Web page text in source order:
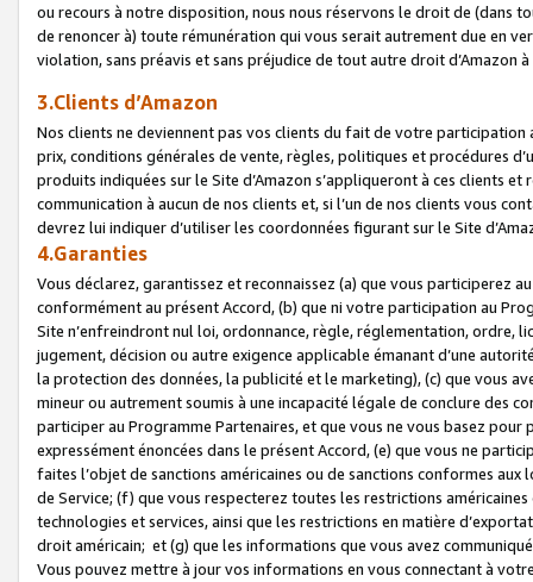
ou recours à notre disposition, nous nous réservons le droit de (dans
de renoncer à) toute rémunération qui vous serait autrement due en
violation, sans préavis et sans préjudice de tout autre droit
3.Clients d’Amazon
Nos clients ne deviennent pas vos clients du fait de votre
prix, conditions générales de vente, règles, politiques et procédures
produits indiquées sur le Site d’Amazon s’appliqueront à ces clients
communication à aucun de nos clients et, si l’un de nos clients vous
devrez lui indiquer d’utiliser les coordonnées figurant sur le Site
4.Garanties
Vous déclarez, garantissez et reconnaissez (a) que vous participerez
conformément au présent Accord, (b) que ni votre participation au
Site n’enfreindront nul loi, ordonnance, règle, réglementation, ordre,
jugement, décision ou autre exigence applicable émanant d’une
la protection des données, la publicité et le marketing), (c) que vous
mineur ou autrement soumis à une incapacité légale de conclure des
participer au Programme Partenaires, et que vous ne vous basez
expressément énoncées dans le présent Accord, (e) que vous ne
faites l’objet de sanctions américaines ou de sanctions conformes
de Service; (f) que vous respecterez toutes les restrictions
technologies et services, ainsi que les restrictions en matière
droit américain; et (g) que les informations que vous avez
Vous pouvez mettre à jour vos informations en vous connectant à